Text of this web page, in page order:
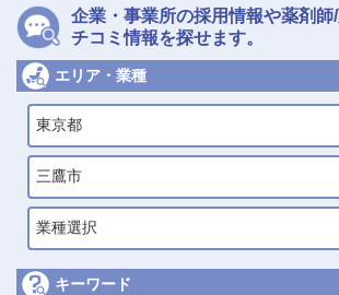
企業・事業所の採用情報や薬剤師
チコミ情報を探せます。
エリア・業種
東京都
三鷹市
業種選択
キーワード